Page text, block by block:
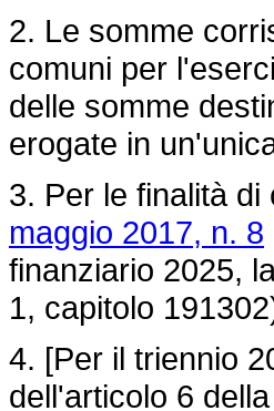
2. Le somme
comuni per
delle somme
erogate in
3. Per le finalità
maggio 2017, n. 8
finanziario 2025,
1, capitolo
4. [Per il triennio
dell'articolo 6 della